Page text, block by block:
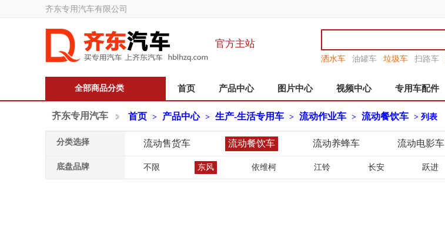
齐东专用汽车有限公司
官方主站
洒水车 油罐车 垃圾车 扫路车
全部商品分类 首页 产品中心 图片中心 视频中心 专用车配件
齐东专用汽车 首页 > 产品中心 > 生产-生活专用车 > 流动作业车 > 流动餐饮车 > 列表
分类选择 流动售货车 流动餐饮车 流动养蜂车 流动电影车
底盘品牌 不限 东风 依维柯 江铃 长安 跃进